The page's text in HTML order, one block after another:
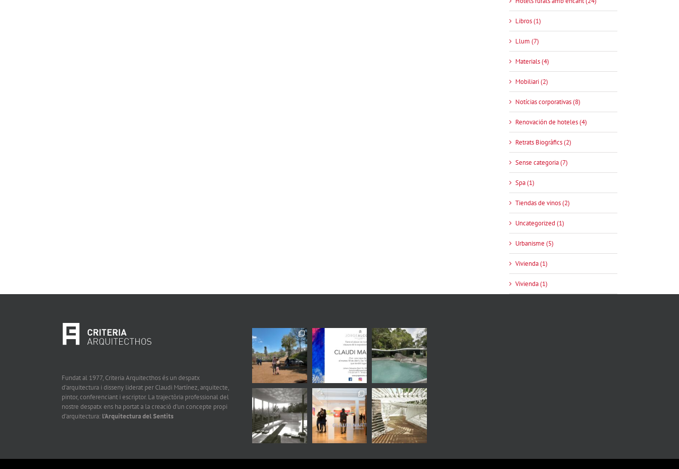
Libros (1)
Llum (7)
Materials (4)
Mobiliari (2)
Notícias corporativas (8)
Renovación de hoteles (4)
Retrats Biogràfics (2)
Sense categoria (7)
Spa (1)
Tiendas de vinos (2)
Uncategorized (1)
Urbanisme (5)
Vivienda (1)
Vivienda (1)
Fundat al 1977, Criteria Arquitecthos és un despatx
d’arquitectura i disseny liderat per Claudi Martínez, arquitecte,
pintor, conferenciant i escriptor. La trajectòria professional del
nostre despatx ens ha portat a la creació d’un concepte propi
d’arquitectura: l’Arquitectura del Sentits